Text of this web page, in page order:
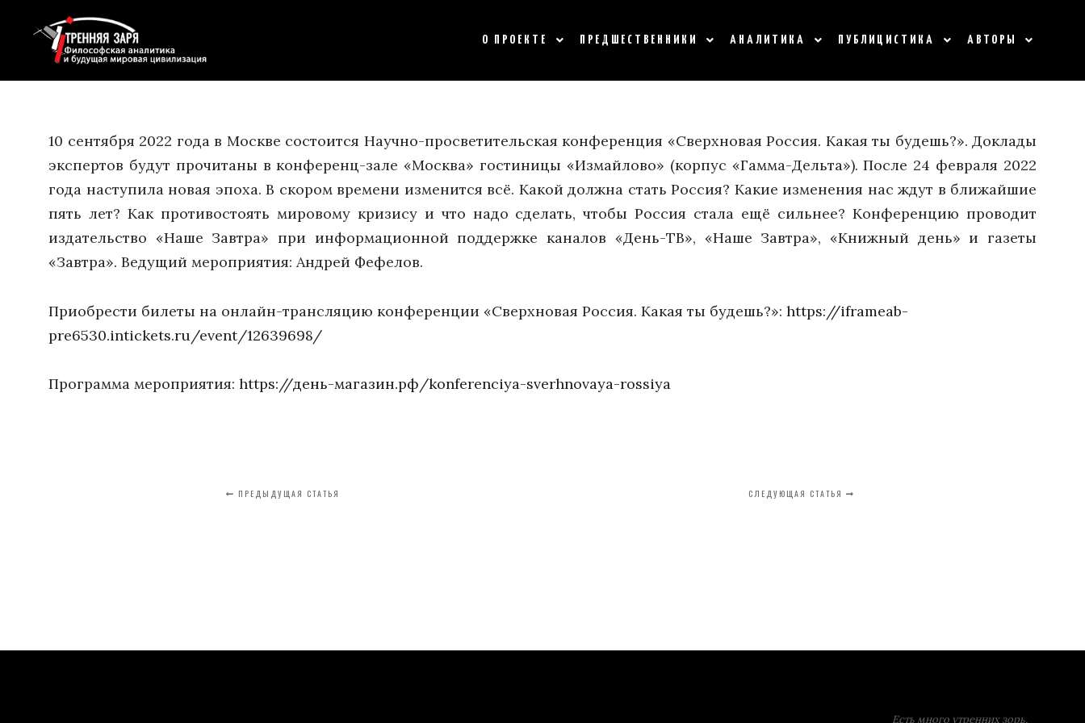
О ПРОЕКТЕ ПРЕДШЕСТВЕННИКИ АНАЛИТИКА ПУБЛИЦИСТИКА АВТОРЫ
10 сентября 2022 года в Москве состоится Научно-просветительская конференция «Сверхновая Россия. Какая ты будешь?». Доклады
экспертов будут прочитаны в конференц-зале «Москва» гостиницы «Измайлово» (корпус «Гамма-Дельта»). После 24 февраля 2022
года наступила новая эпоха. В скором времени изменится всё. Какой должна стать Россия? Какие изменения нас ждут в ближайшие
пять лет? Как противостоять мировому кризису и что надо сделать, чтобы Россия стала ещё сильнее? Конференцию проводит
издательство «Наше Завтра» при информационной поддержке каналов «День-ТВ», «Наше Завтра», «Книжный день» и газеты
«Завтра». Ведущий мероприятия: Андрей Фефелов.
Приобрести билеты на онлайн-трансляцию конференции «Сверхновая Россия. Какая ты будешь?»: https://iframeab-
pre6530.intickets.ru/event/12639698/
Программа мероприятия: https://день-магазин.рф/konferenciya-sverhnovaya-rossiya
ПРЕДЫДУЩАЯ СТАТЬЯ СЛЕДУЮЩАЯ СТАТЬЯ
Есть много утренних зорь,